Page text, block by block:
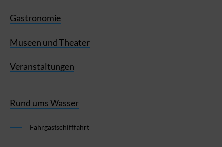
Gastronomie
Museen und Theater
Veranstaltungen
Rund ums Wasser
Fahrgastschifffahrt